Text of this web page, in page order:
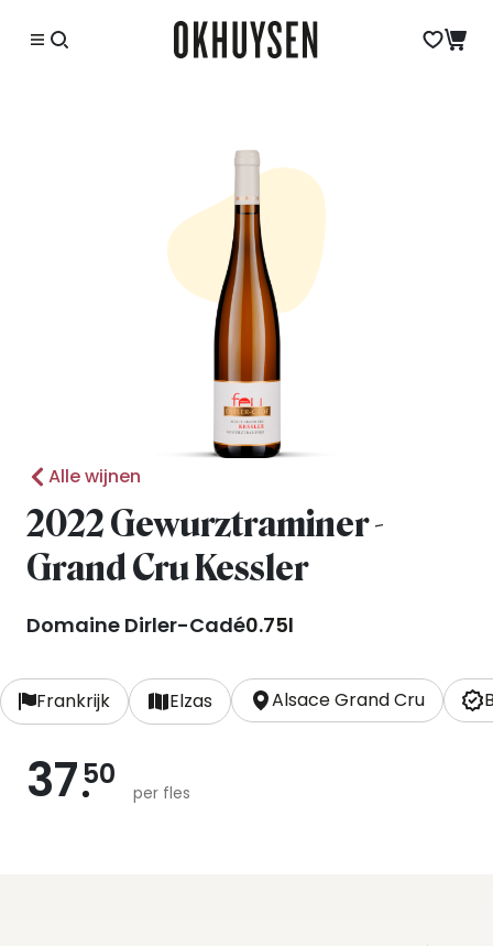
Alle wijnen
2022 Gewurztraminer -
Grand Cru Kessler
Domaine Dirler-Cadé0.75l
Frankrijk Elzas Alsace Grand Cru
3750
per fles